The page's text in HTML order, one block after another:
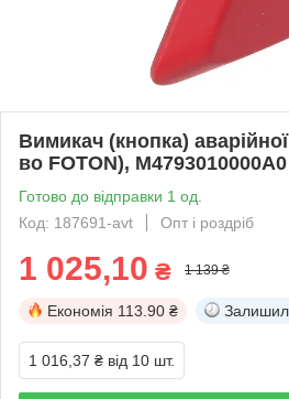
Вимикач (кнопка) аварійної
во FOTON), M4793010000A0
Готово до відправки 1 од.
Код: 187691-avt
Опт і роздріб
1 025,10 ₴ 1 139 ₴
Економія 113.90 ₴
1 016,37 ₴ від 10 шт.